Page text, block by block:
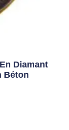
Diamant
Béton